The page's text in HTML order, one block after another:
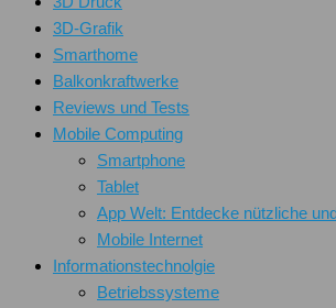
3D-Grafik
Smarthome
Balkonkraftwerke
Reviews und Tests
Mobile Computing
Smartphone
Tablet
App Welt: Entdecke nützliche
Mobile Internet
Informationstechnolgie
Betriebssysteme